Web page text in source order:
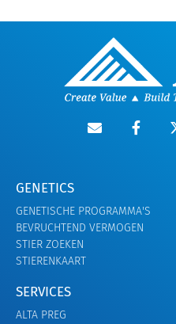
GENETICS
GENETISCHE PROGRAMMA'S
BEVRUCHTEND VERMOGEN
STIER ZOEKEN
STIERENKAART
SERVICES
ALTA PREG